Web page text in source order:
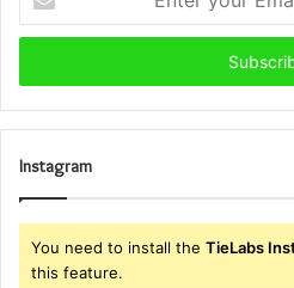
your
Email
Instagram
You need to install the TieLabs
this feature.